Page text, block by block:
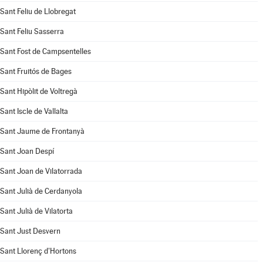
Sant Feliu de Llobregat
Sant Feliu Sasserra
Sant Fost de Campsentelles
Sant Fruitós de Bages
Sant Hipòlit de Voltregà
Sant Iscle de Vallalta
Sant Jaume de Frontanyà
Sant Joan Despí
Sant Joan de Vilatorrada
Sant Julià de Cerdanyola
Sant Julià de Vilatorta
Sant Just Desvern
Sant Llorenç d'Hortons